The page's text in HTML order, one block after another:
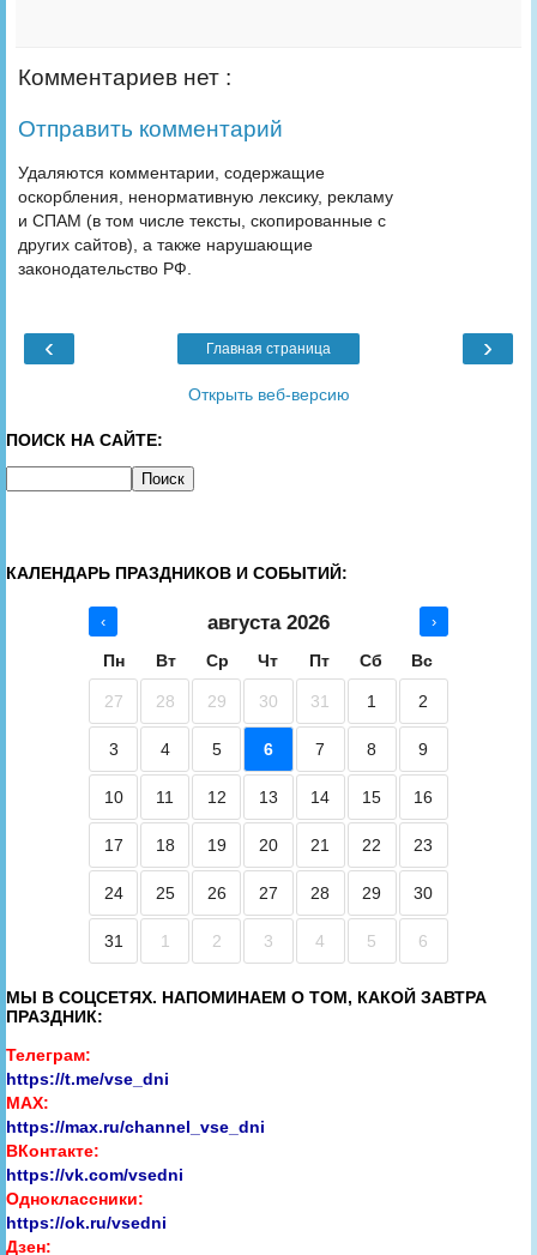
Комментариев нет :
Отправить комментарий
Удаляются комментарии, содержащие
оскорбления, ненормативную лексику, рекламу
и СПАМ (в том числе тексты, скопированные с
других сайтов), а также нарушающие
законодательство РФ.
‹ ›
Главная страница
Открыть веб-версию
ПОИСК НА САЙТЕ:
КАЛЕНДАРЬ ПРАЗДНИКОВ И СОБЫТИЙ:
‹ августа 2026 ›
Пн Вт Ср Чт Пт Сб Вс
27 28 29 30 31 1 2
3 4 5 6 7 8 9
10 11 12 13 14 15 16
17 18 19 20 21 22 23
24 25 26 27 28 29 30
31 1 2 3 4 5 6
МЫ В СОЦСЕТЯХ. НАПОМИНАЕМ О ТОМ, КАКОЙ ЗАВТРА
ПРАЗДНИК:
Телеграм:
https://t.me/vse_dni
MAX:
https://max.ru/channel_vse_dni
ВКонтакте:
https://vk.com/vsedni
Одноклассники:
https://ok.ru/vsedni
Дзен: